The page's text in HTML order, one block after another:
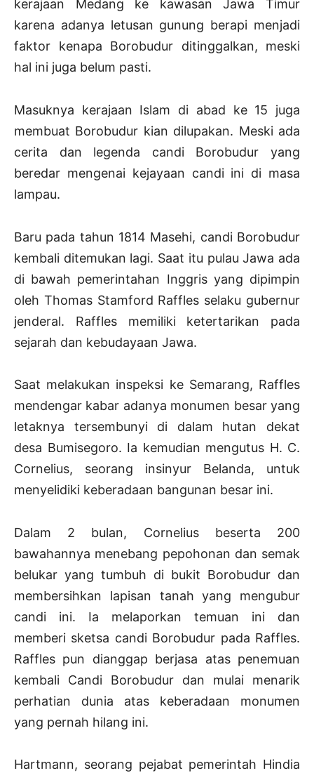
kerajaan Medang ke kawasan Jawa Timur
karena adanya letusan gunung berapi menjadi
faktor kenapa Borobudur ditinggalkan, meski
hal ini juga belum pasti.
Masuknya kerajaan Islam di abad ke 15 juga
membuat Borobudur kian dilupakan. Meski ada
cerita dan legenda candi Borobudur yang
beredar mengenai kejayaan candi ini di masa
lampau.
Baru pada tahun 1814 Masehi, candi Borobudur
kembali ditemukan lagi. Saat itu pulau Jawa ada
di bawah pemerintahan Inggris yang dipimpin
oleh Thomas Stamford Raffles selaku gubernur
jenderal. Raffles memiliki ketertarikan pada
sejarah dan kebudayaan Jawa.
Saat melakukan inspeksi ke Semarang, Raffles
mendengar kabar adanya monumen besar yang
letaknya tersembunyi di dalam hutan dekat
desa Bumisegoro. Ia kemudian mengutus H. C.
Cornelius, seorang insinyur Belanda, untuk
menyelidiki keberadaan bangunan besar ini.
Dalam 2 bulan, Cornelius beserta 200
bawahannya menebang pepohonan dan semak
belukar yang tumbuh di bukit Borobudur dan
membersihkan lapisan tanah yang mengubur
candi ini. Ia melaporkan temuan ini dan
memberi sketsa candi Borobudur pada Raffles.
Raffles pun dianggap berjasa atas penemuan
kembali Candi Borobudur dan mulai menarik
perhatian dunia atas keberadaan monumen
yang pernah hilang ini.
Hartmann, seorang pejabat pemerintah Hindia